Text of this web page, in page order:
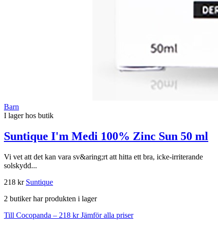
Barn
I lager hos butik
Suntique I'm Medi 100% Zinc Sun 50 ml
Vi vet att det kan vara sv&aring;rt att hitta ett bra, icke-irriterande
solskydd...
218 kr Suntique
2 butiker har produkten i lager
Till Cocopanda – 218 krJämför alla priser